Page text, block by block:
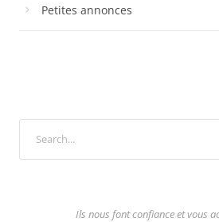
Petites annonces
Ils nous font confiance et vous